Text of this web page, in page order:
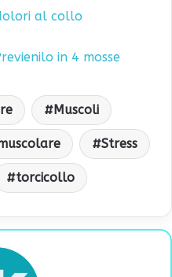
al collo
in 4 mosse
Muscoli
Stress
torcicollo